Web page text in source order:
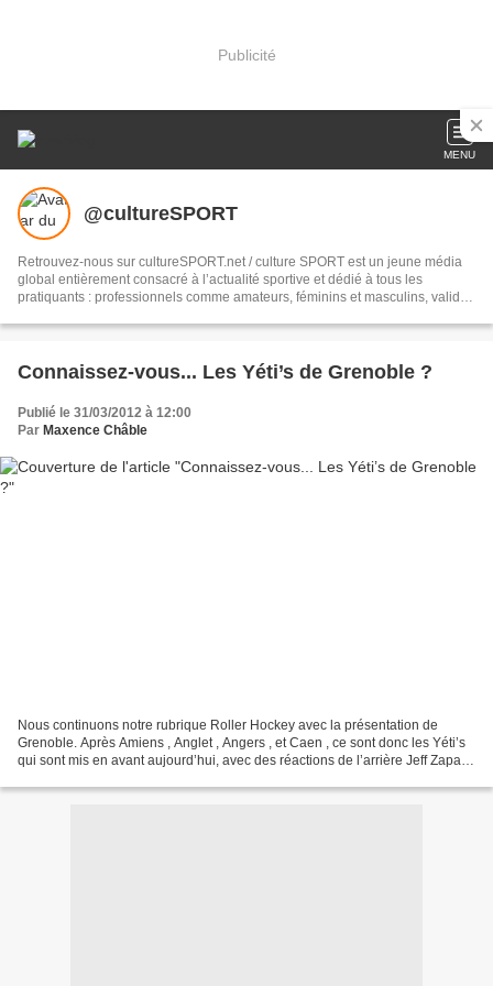
Publicité
MENU
@cultureSPORT
Retrouvez-nous sur cultureSPORT.net / culture SPORT est un jeune média
global entièrement consacré à l’actualité sportive et dédié à tous les
pratiquants : professionnels comme amateurs, féminins et masculins, valides
Connaissez-vous... Les Yéti’s de Grenoble ?
Publié le 31/03/2012 à 12:00
Par Maxence Châble
Nous continuons notre rubrique Roller Hockey avec la présentation de
Grenoble. Après Amiens , Anglet , Angers , et Caen , ce sont donc les Yéti’s
qui sont mis en avant aujourd’hui, avec des réactions de l’arrière Jeff Zapata